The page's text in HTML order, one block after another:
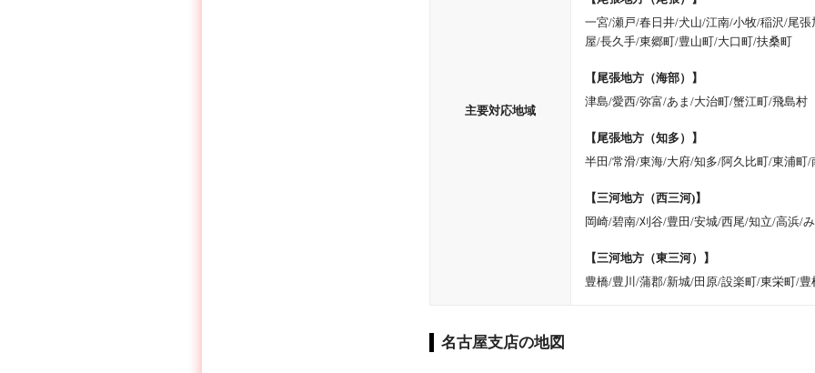
主要対応地域
一宮/瀬戸/春日井/犬山/江南/小牧/稲沢/尾
屋/長久手/東郷町/豊山町/大口町/扶桑町
【尾張地方（海部）】
津島/愛西/弥富/あま/大治町/蟹江町/飛島村
【尾張地方（知多）】
半田/常滑/東海/大府/知多/阿久比町/東浦町
【三河地方（西三河)】
岡崎/碧南/刈谷/豊田/安城/西尾/知立/高浜/
【三河地方（東三河）】
豊橋/豊川/蒲郡/新城/田原/設楽町/東栄町/豊
名古屋支店の地図